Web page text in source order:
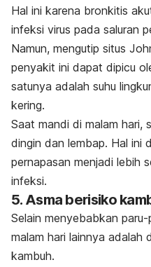
Hal ini karena bronkitis
infeksi virus pada saluran
Namun, mengutip situs
penyakit ini dapat dipicu
satunya adalah suhu
kering.
Saat mandi di malam hari,
dingin dan lembap. Hal ini
pernapasan menjadi lebih
infeksi.
5. Asma berisiko
Selain menyebabkan
malam hari lainnya adalah
kambuh.